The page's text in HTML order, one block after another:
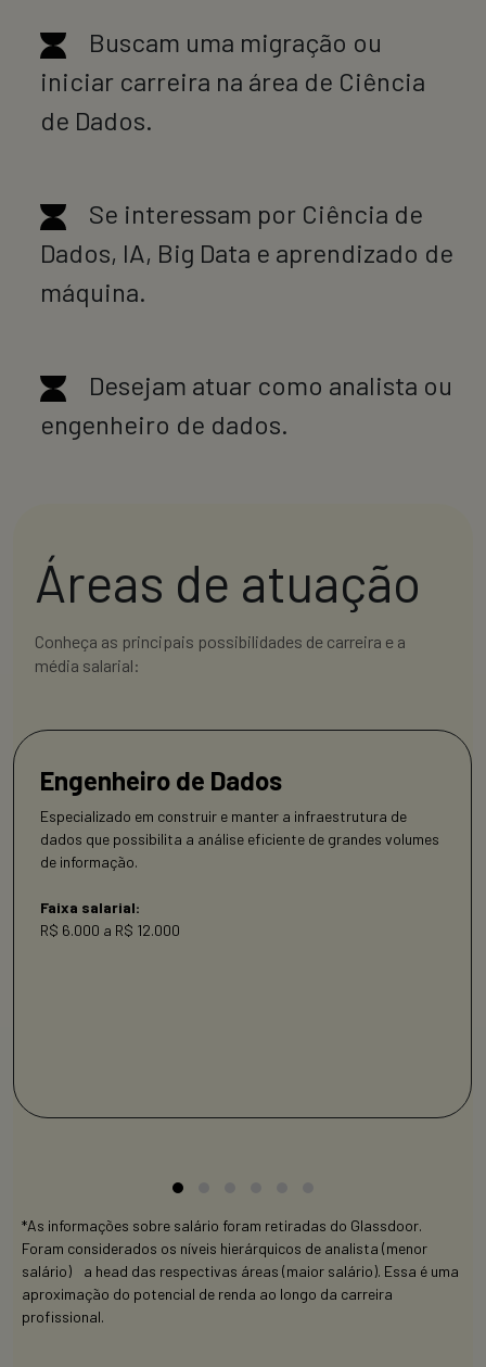
Buscam uma migração ou
iniciar carreira na área de Ciência
de Dados.
Se interessam por Ciência de
Dados, IA, Big Data e aprendizado de
máquina.
Desejam atuar como analista ou
engenheiro de dados.
Áreas de atuação
Conheça as principais possibilidades de carreira e a
média salarial:
Engenheiro de Dados
Especializado em construir e manter a infraestrutura de
dados que possibilita a análise eficiente de grandes volumes
de informação.
Faixa salarial:
R$ 6.000 a R$ 12.000
*As informações sobre salário foram retiradas do Glassdoor.
Foram considerados os níveis hierárquicos de analista (menor
salário) a head das respectivas áreas (maior salário). Essa é uma
aproximação do potencial de renda ao longo da carreira
profissional.